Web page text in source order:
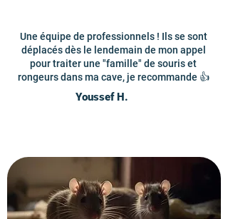
Une équipe de professionnels ! Ils se sont
déplacés dès le lendemain de mon appel
pour traiter une "famille" de souris et
rongeurs dans ma cave, je recommande 👍
Youssef H.